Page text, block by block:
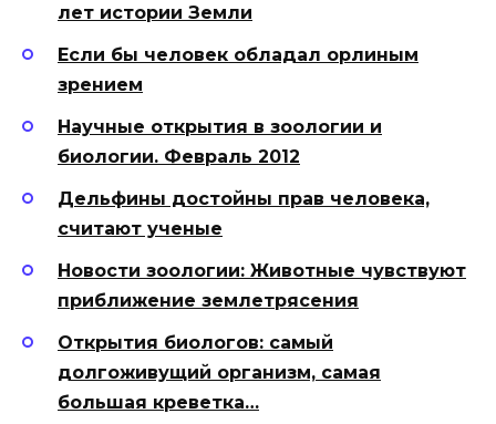
лет истории Земли
Если бы человек обладал орлиным
зрением
Научные открытия в зоологии и
биологии. Февраль 2012
Дельфины достойны прав человека,
считают ученые
Новости зоологии: Животные чувствуют
приближение землетрясения
Открытия биологов: самый
долгоживущий организм, самая
большая креветка…